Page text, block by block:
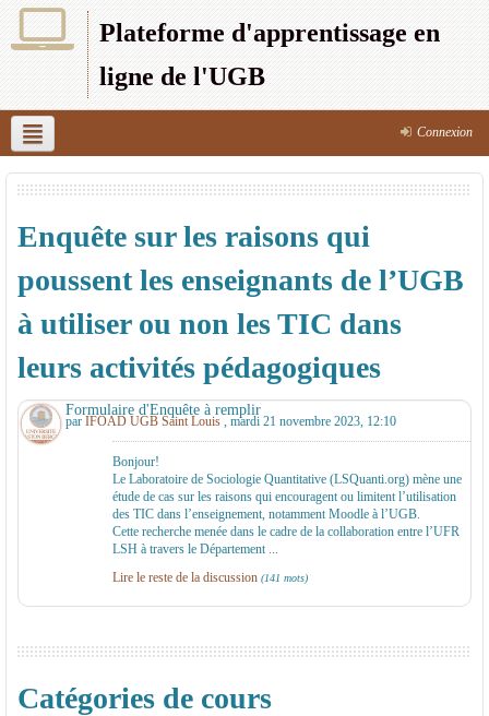
Plateforme d'apprentissage en
ligne de l'UGB
Connexion
Français (fr) UFR SEFS UFR SJP UFR SAT
Enquête sur les raisons qui
poussent les enseignants de l’UGB
à utiliser ou non les TIC dans
leurs activités pédagogiques
Formulaire d'Enquête à remplir
par IFOAD UGB Saint Louis , mardi 21 novembre 2023, 12:10
Bonjour!
Le Laboratoire de Sociologie Quantitative (LSQuanti.org) mène une
étude de cas sur les raisons qui encouragent ou limitent l’utilisation
des TIC dans l’enseignement, notamment Moodle à l’UGB.
Cette recherche menée dans le cadre de la collaboration entre l’UFR
LSH à travers le Département ...
Lire le reste de la discussion (141 mots)
Catégories de cours